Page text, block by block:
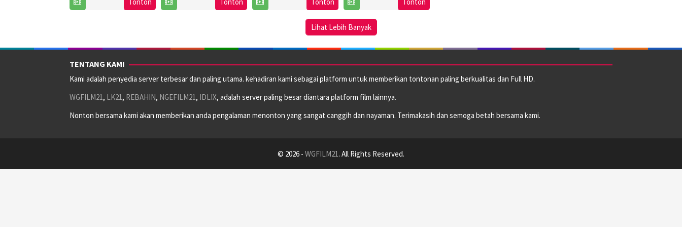
2024
2024
Stormoen
Cappello
Lihat Lebih Banyak
TENTANG KAMI
Kami adalah penyedia server terbesar dan paling utama. kehadiran kami sebagai platform untuk memberikan tontonan paling berkualitas dan Full HD.
WGFILM21, LK21, REBAHIN, NGEFILM21, IDLIX, adalah server paling besar diantara platform film lainnya.
Nonton bersama kami akan memberikan anda pengalaman menonton yang sangat canggih dan nayaman. Terimakasih dan semoga betah bersama kami.
© 2026 - WGFILM21. All Rights Reserved.